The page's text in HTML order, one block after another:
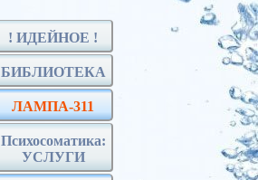
! ИДЕЙНОЕ !
БИБЛИОТЕКА
ЛАМПА-311
Психосоматика:
УСЛУГИ